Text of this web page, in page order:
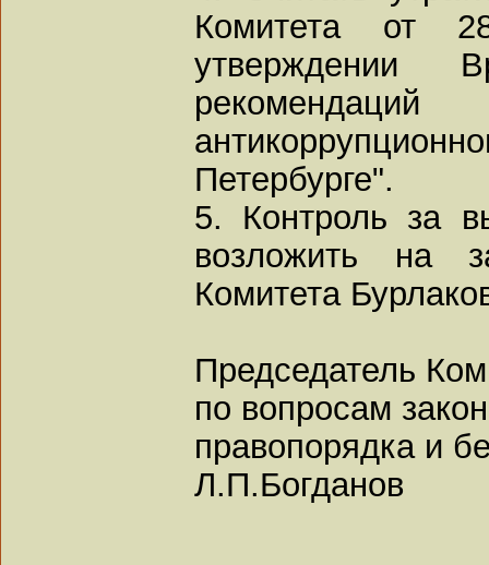
Комитета от
утверждении
Петербурге".
5. Контроль за
возложить на
Комитета
Председатель
по вопросам
правопорядка и
Л.П.Богданов